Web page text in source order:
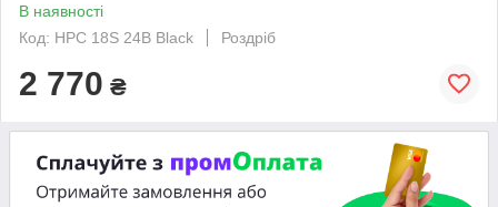
В наявності
Код: HPC 18S 24В Black
Роздріб
2 770 ₴